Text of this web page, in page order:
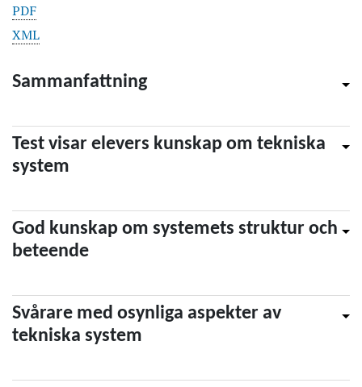
PDF
XML
Sammanfattning
Test visar elevers kunskap om tekniska
system
God kunskap om systemets struktur och
beteende
Svårare med osynliga aspekter av
tekniska system